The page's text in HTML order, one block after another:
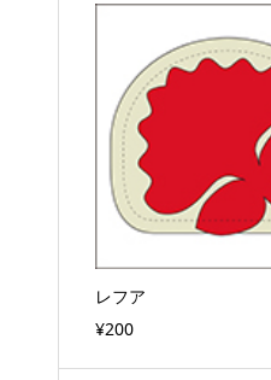
レフア
¥200